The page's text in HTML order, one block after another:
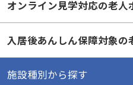
入居後あんしん保障対象の
施設種別から探す